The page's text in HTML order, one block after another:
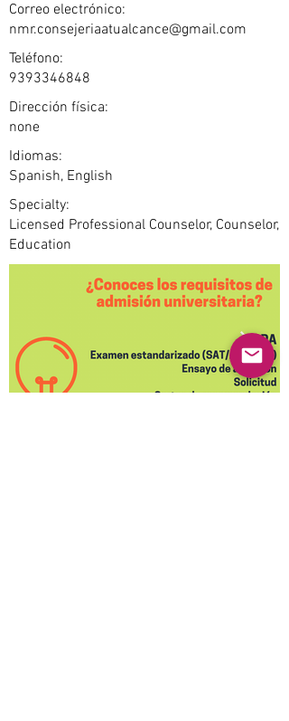
Correo electrónico:
nmr.consejeriaatualcance@gmail.com
Teléfono:
9393346848
Dirección física:
none
Idiomas:
Spanish, English
Specialty:
Licensed Professional Counselor, Counselor,
Education